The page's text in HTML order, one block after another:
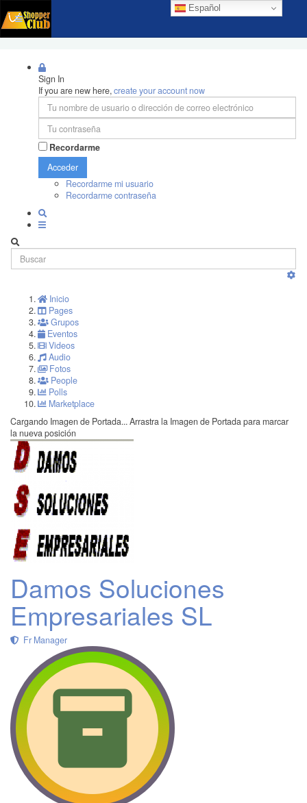
Español
Sign In
If you are new here,create your account now
Recordarme
Acceder
Recordarme mi usuario
Recordarme contraseña
Inicio
Pages
Grupos
Eventos
Videos
Audio
Fotos
People
Polls
Marketplace
Cargando Imagen de Portada... Arrastra la Imagen de Portada para marcar
la nueva posición
Damos Soluciones
Empresariales SL
Fr Manager